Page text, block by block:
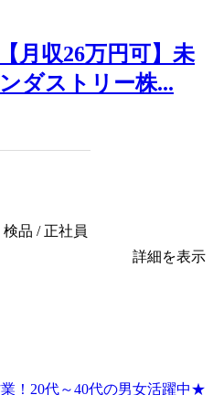
月収26万円可】未
ダストリー株...
品 / 正社員
詳細を表示